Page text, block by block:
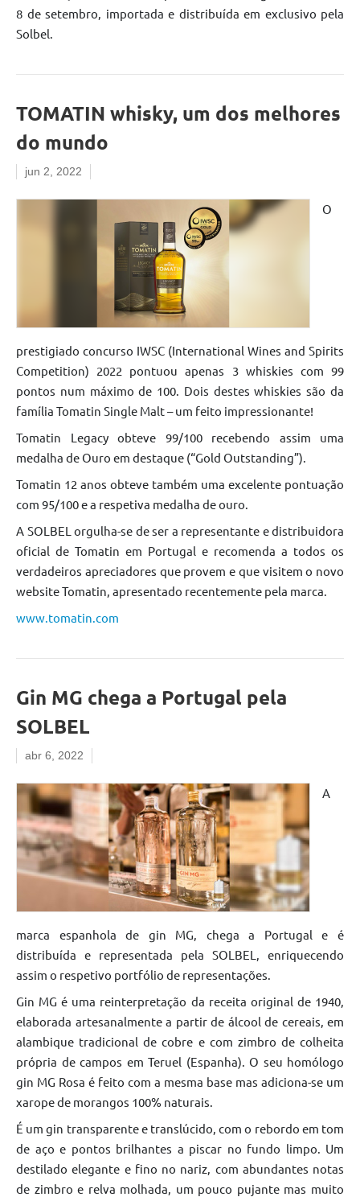
8 de setembro, importada e distribuída em exclusivo pela
Solbel.
TOMATIN whisky, um dos melhores
do mundo
jun 2, 2022
O
prestigiado concurso IWSC (International Wines and Spirits
Competition) 2022 pontuou apenas 3 whiskies com 99
pontos num máximo de 100. Dois destes whiskies são da
família Tomatin Single Malt – um feito impressionante!
Tomatin Legacy obteve 99/100 recebendo assim uma
medalha de Ouro em destaque (“Gold Outstanding”).
Tomatin 12 anos obteve também uma excelente pontuação
com 95/100 e a respetiva medalha de ouro.
A SOLBEL orgulha-se de ser a representante e distribuidora
oficial de Tomatin em Portugal e recomenda a todos os
verdadeiros apreciadores que provem e que visitem o novo
website Tomatin, apresentado recentemente pela marca.
www.tomatin.com
Gin MG chega a Portugal pela
SOLBEL
abr 6, 2022
A
marca espanhola de gin MG, chega a Portugal e é
distribuída e representada pela SOLBEL, enriquecendo
assim o respetivo portfólio de representações.
Gin MG é uma reinterpretação da receita original de 1940,
elaborada artesanalmente a partir de álcool de cereais, em
alambique tradicional de cobre e com zimbro de colheita
própria de campos em Teruel (Espanha). O seu homólogo
gin MG Rosa é feito com a mesma base mas adiciona-se um
xarope de morangos 100% naturais.
É um gin transparente e translúcido, com o rebordo em tom
de aço e pontos brilhantes a piscar no fundo limpo. Um
destilado elegante e fino no nariz, com abundantes notas
de zimbro e relva molhada, um pouco pujante mas muito